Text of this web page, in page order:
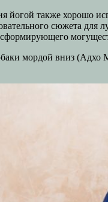
йогой также хорошо
сюжета для
мордой вниз (Адхо